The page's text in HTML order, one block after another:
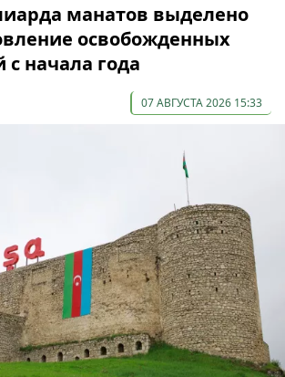
манатов выделено
освобожденных
начала года
07 АВГУСТА 2026 15:33